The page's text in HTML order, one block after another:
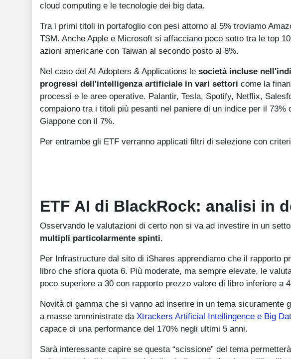
cloud computing e le tecnologie dei big data.
Tra i primi titoli in portafoglio con pesi attorno al 5% troviamo
TSM. Anche Apple e Microsoft si affacciano poco sotto tra le top
azioni americane con Taiwan al secondo posto al 8%.
Nel caso del AI Adopters & Applications le società incluse
progressi dell'intelligenza artificiale in vari settori come la
processi e le aree operative. Palantir, Tesla, Spotify, Netflix,
compaiono tra i titoli più pesanti nel paniere di un indice per il
Giappone con il 7%.
Per entrambe gli ETF verranno applicati filtri di selezione con
ETF AI di BlackRock: analisi in
Osservando le valutazioni di certo non si va ad investire in un
multipli particolarmente spinti.
Per Infrastructure dal sito di iShares apprendiamo che il rapporto
libro che sfiora quota 6. Più moderate, ma sempre elevate, le
poco superiore a 30 con rapporto prezzo valore di libro inferiore a
Novità di gamma che si vanno ad inserire in un tema sicuramente
a masse amministrate da Xtrackers Artificial Intellingence e Big
capace di una performance del 170% negli ultimi 5 anni.
Sarà interessante capire se questa “scissione” del tema